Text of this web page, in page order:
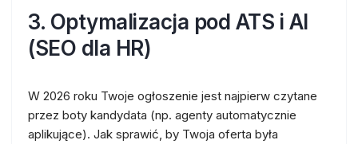
3. Optymalizacja pod ATS i AI
(SEO dla HR)
W 2026 roku Twoje ogłoszenie jest najpierw czytane
przez boty kandydata (np. agenty automatycznie
aplikujące). Jak sprawić, by Twoja oferta była